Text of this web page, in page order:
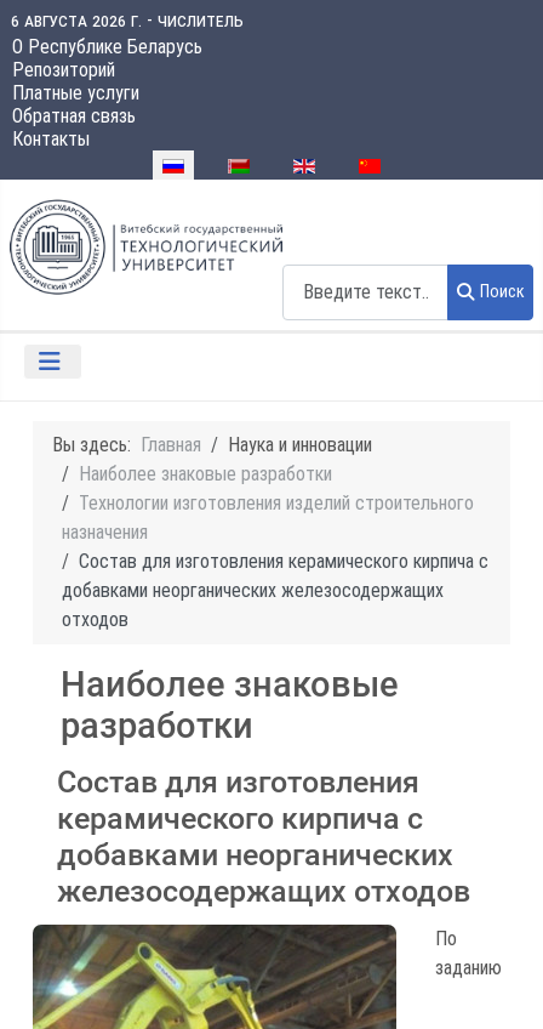
6 августа 2026 г. - числитель
О Республике Беларусь
Репозиторий
Платные услуги
Обратная связь
Контакты
Выберите язык
Поиск
Вы здесь: Главная
Наука и инновации
Наиболее знаковые разработки
Технологии изготовления изделий строительного
назначения
Состав для изготовления керамического кирпича с
добавками неорганических железосодержащих
отходов
Наиболее знаковые
разработки
Состав для изготовления
керамического кирпича с
добавками неорганических
железосодержащих отходов
По
заданию